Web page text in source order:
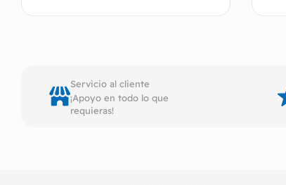
Servicio al cliente
¡Apoyo en todo lo que
requieras!